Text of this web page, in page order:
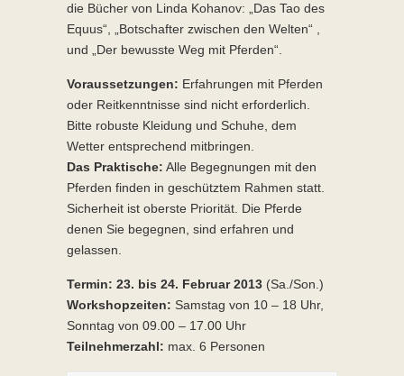
die Bücher von Linda Kohanov: „Das Tao des
Equus“, „Botschafter zwischen den Welten“ ,
und „Der bewusste Weg mit Pferden“.
Voraussetzungen: Erfahrungen mit Pferden
oder Reitkenntnisse sind nicht erforderlich.
Bitte robuste Kleidung und Schuhe, dem
Wetter entsprechend mitbringen.
Das Praktische: Alle Begegnungen mit den
Pferden finden in geschütztem Rahmen statt.
Sicherheit ist oberste Priorität. Die Pferde
denen Sie begegnen, sind erfahren und
gelassen.
Termin: 23. bis 24. Februar 2013 (Sa./Son.)
Workshopzeiten: Samstag von 10 – 18 Uhr,
Sonntag von 09.00 – 17.00 Uhr
Teilnehmerzahl: max. 6 Personen